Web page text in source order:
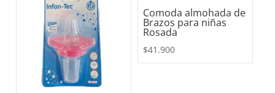
Comoda almohada de
Brazos para niñas
Rosada
$41.900